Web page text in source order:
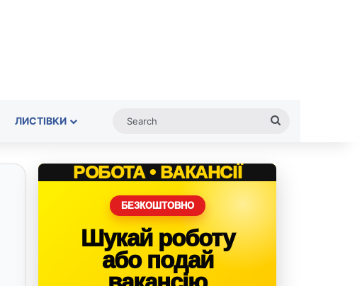
ЛИСТІВКИ
РОБОТА • ВАКАНСІЇ
БЕЗКОШТОВНО
Шукай роботу
або подай